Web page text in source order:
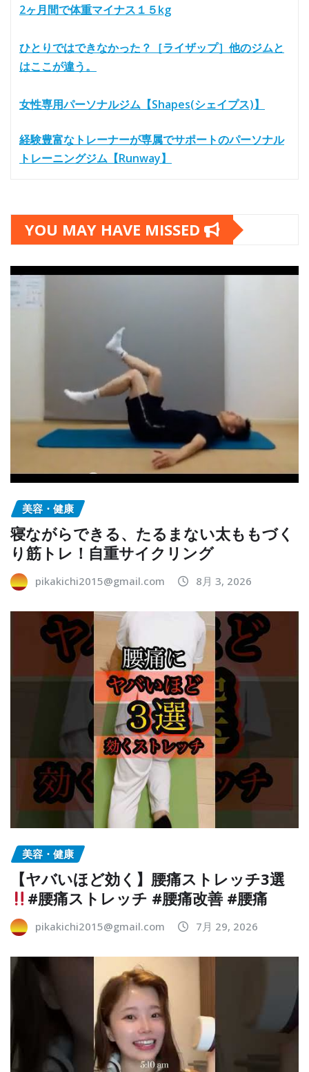
2ヶ月間で体重マイナス１５kg
ひとりではできなかった？［ライザップ］他のジムと
はここが違う。
女性専用パーソナルジム【Shapes(シェイプス)】
経験豊富なトレーナーが専属でサポートのパーソナル
トレーニングジム【Runway】
YOU MAY HAVE MISSED
美容・健康
寝ながらできる、たるまない太ももづく
り筋トレ！自重サイクリング
pikakichi2015@gmail.com 8月 3, 2026
美容・健康
【ヤバいほど効く】腰痛ストレッチ3選
#腰痛ストレッチ #腰痛改善 #腰痛
pikakichi2015@gmail.com 7月 29, 2026